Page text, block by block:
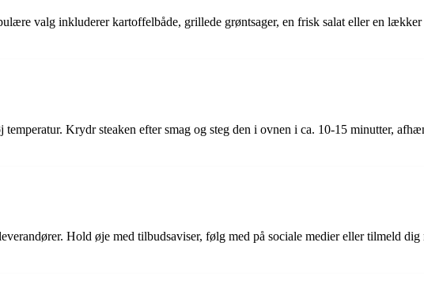
valg inkluderer kartoffelbåde, grillede grøntsager, en frisk salat eller en lækker
Krydr steaken efter smag og steg den i ovnen i ca. 10-15 minutter,
Hold øje med tilbudsaviser, følg med på sociale medier eller tilmeld